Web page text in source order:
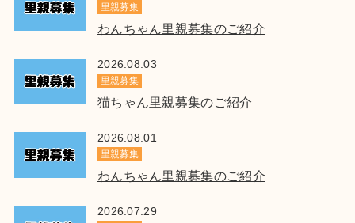
里親募集
わんちゃん里親募集のご紹介
2026.08.03
里親募集
猫ちゃん里親募集のご紹介
2026.08.01
里親募集
わんちゃん里親募集のご紹介
2026.07.29